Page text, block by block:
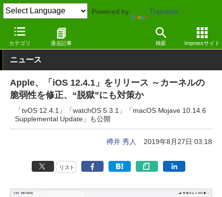
Powered by Translate
カテゴリ 過去記事 検索 Impressサイト
窓の杜 システム・ファイル
ニュース
Apple、「iOS 12.4.1」をリリース ～カーネルの
脆弱性を修正、“脱獄”にも対策か
「tvOS 12.4.1」「watchOS 5.3.1」「macOS Mojave 10.14.6
Supplemental Update」も公開
樽井 秀人 2019年8月27日 03:18
リスト